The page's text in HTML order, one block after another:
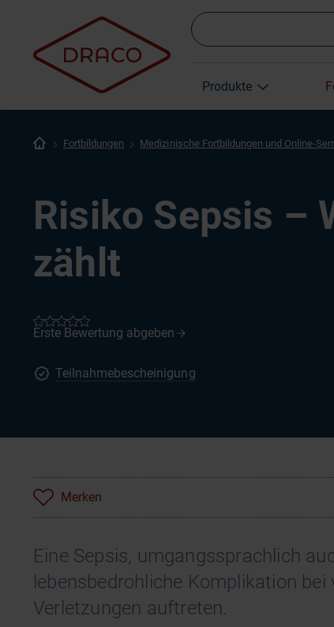
Produkte
Fortbildungen Medizinische Fortbildungen und Online-
Risiko Sepsis –
zählt
Teilnahmebescheinigung
Merken
Eine Sepsis, umgangssprachlich
lebensbedrohliche Komplikation
Verletzungen auftreten.